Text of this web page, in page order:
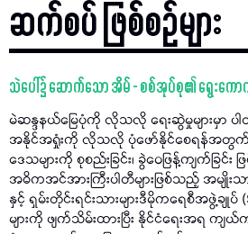
ဆက်စပ် ဖြစ်စဉ်များ
သဲပေါ်၌ ဆောက်သော အိမ် - စစ်အုပ်စု၏ ရွေးက
မဲဆန္ဒနယ်မြေပုံကို လိုသလို​ ရေးဆွဲမှုများမှ
အနိုင်အရှုံးကို လိုသလို ပုံဖော်နိုင်စေရန်အတွ
ဒေသများကို စုစည်းခြင်း၊ ခွဲဝေဖြန့်ကျက်ခြ
အဓိကအင်အားကြီးပါတီများဖြစ်သည့်​ အမျိုး
နှင့် ရှမ်းတိုင်းရင်းသားများဒီမိုကရေစီအဖွဲ့ခ
များကို ဖျက်သိမ်းထားပြီး နိုင်ငံရေးအရ ကျ